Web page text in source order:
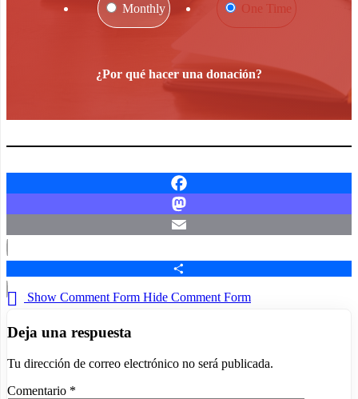
One Time
Monthly
¿Por qué hacer una donación?
Email
Compartir
Show Comment Form Hide Comment Form
Deja una respuesta
Tu dirección de correo electrónico no será publicada.
Comentario *